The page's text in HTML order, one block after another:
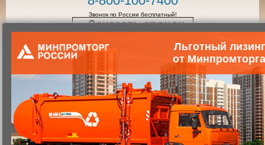
Звонок по России бесплатный!
Заказать звонок
Главная
Контакты
Общество с ограниченной ответственностью "Ар-ТехноКом"
Юридический адрес: г. Арзамас, ул. Чеховский проезд д.5а
Почтовый адрес: 607220, г. Арзамас, пр. Ленина, д. 208, офис 209
Льготный
от